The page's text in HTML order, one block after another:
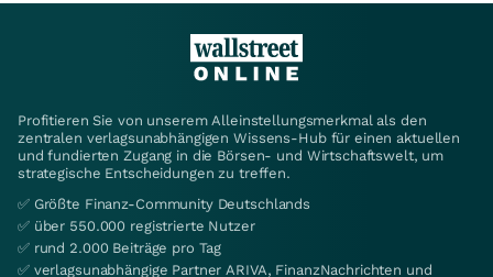
Profitieren Sie von unserem Alleinstellungsmerkmal als den
zentralen verlagsunabhängigen Wissens-Hub für einen aktuellen
und fundierten Zugang in die Börsen- und Wirtschaftswelt, um
strategische Entscheidungen zu treffen.
✅ Größte Finanz-Community Deutschlands
✅ über 550.000 registrierte Nutzer
✅ rund 2.000 Beiträge pro Tag
✅ verlagsunabhängige Partner ARIVA, FinanzNachrichten und